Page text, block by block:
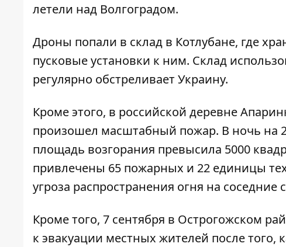
летели над Волгоградом.
Дроны попали в склад в Котлубане, где
пусковые установки к ним. Склад
регулярно обстреливает Украину.
Кроме этого, в российской деревне
произошел масштабный пожар. В ночь на
площадь возгорания превысила 5000
привлечены 65 пожарных и 22 единицы
угроза распространения огня на соседние
Кроме того, 7 сентября в Острогожском
к эвакуации местных жителей после того,